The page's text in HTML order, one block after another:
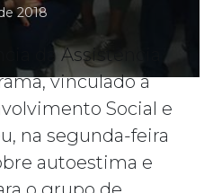
2018
da Assistência
vinculado à
Social e
na segunda-feira
autoestima e